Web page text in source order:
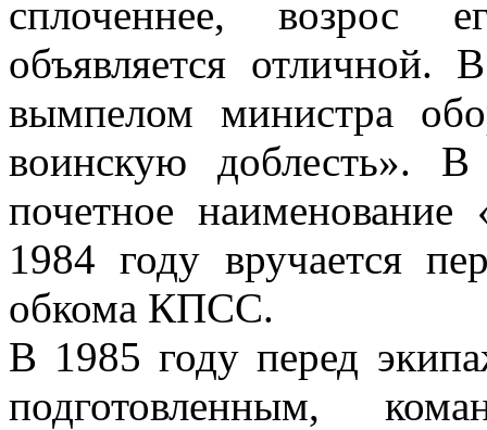
сплоченнее, возрос
объявляется отличной.
вымпелом министра
воинскую доблесть».
почетное
1984 году вручается
обкома КПСС.
В 1985 году перед
подготовленным,